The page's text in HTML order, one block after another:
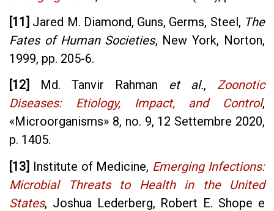
[11] Jared M. Diamond, Guns, Germs, Steel, The
Fates of Human Societies, New York, Norton,
1999, pp. 205-6.
[12]
Md. Tanvir Rahman et al., Zoonotic
Diseases: Etiology, Impact, and Control,
«Microorganisms» 8, no. 9, 12 Settembre 2020,
p. 1405.
[13] Institute of Medicine, Emerging Infections:
Microbial Threats to Health in the United
States, Joshua Lederberg, Robert E. Shope e